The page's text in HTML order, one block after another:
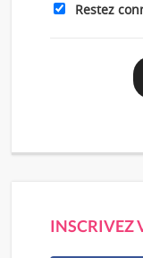
Restez
INSCRIVEZ